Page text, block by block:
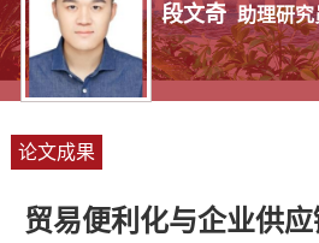
段文奇 助理研究
论文成果
贸易便利化与企业供